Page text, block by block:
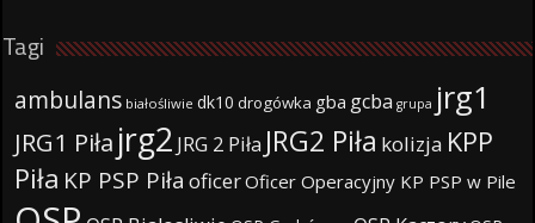
Tagi
ambulans białośliwie dk10 drogówka gba gcba grupa jrg1
JRG1 Piła jrg2 JRG 2 Piła JRG2 Piła kolizja KPP
Piła KP PSP Piła oficerOficer Operacyjny KP PSP w Pile